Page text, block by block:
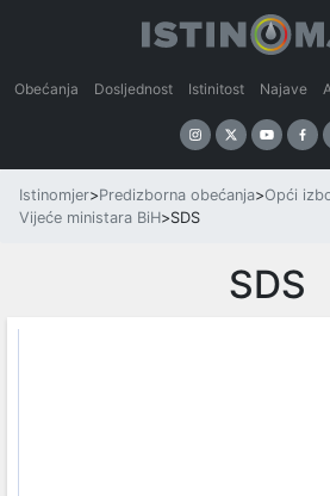
Obećanja Dosljednost Istinitost Najave
Istinomjer>Predizborna obećanja>Opći
Vijeće ministara BiH>SDS
SDS